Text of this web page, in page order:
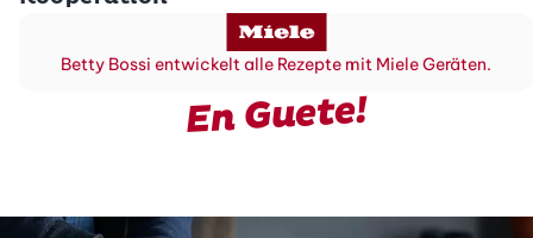
Betty Bossi entwickelt alle Rezepte mit Miele Geräten.
En Guete!